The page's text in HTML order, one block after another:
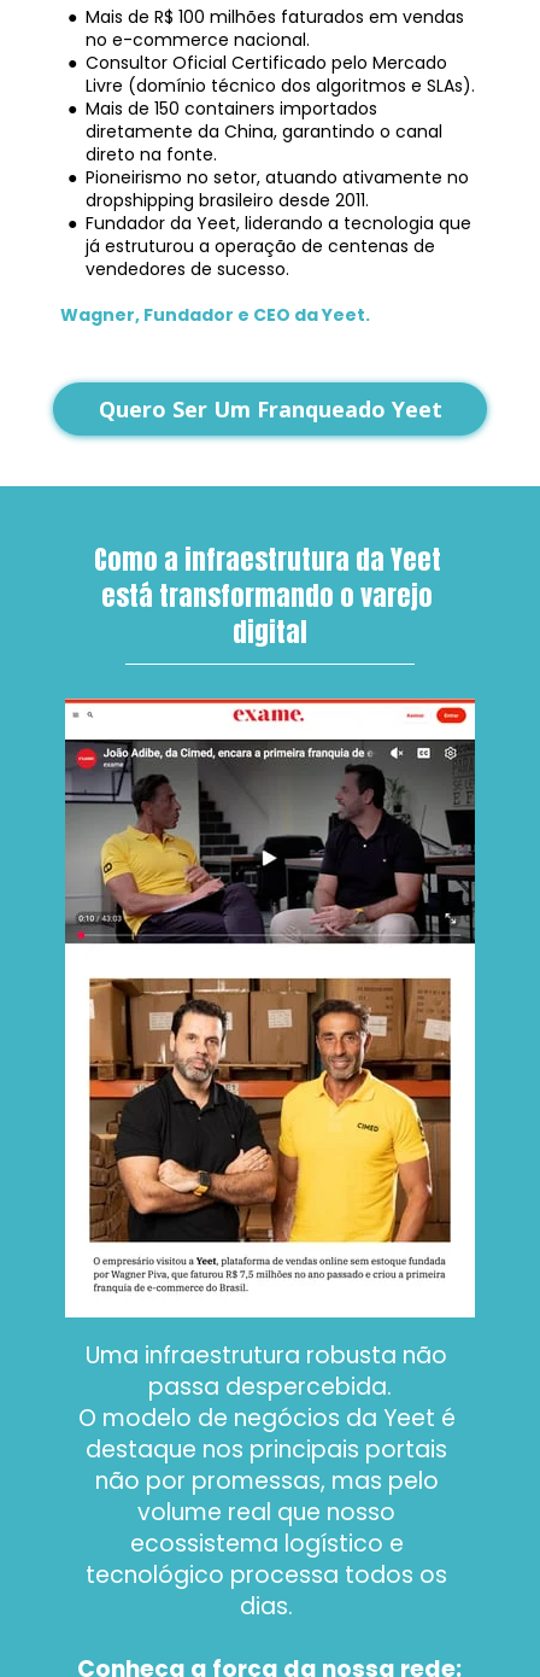
Mais de R$ 100 milhões faturados em vendas
no e-commerce nacional.
Consultor Oficial Certificado pelo Mercado
Livre (domínio técnico dos algoritmos e SLAs).
Mais de 150 containers importados
diretamente da China, garantindo o canal
direto na fonte.
Pioneirismo no setor, atuando ativamente no
dropshipping brasileiro desde 2011.
Fundador da Yeet, liderando a tecnologia que
já estruturou a operação de centenas de
vendedores de sucesso.
Wagner, Fundador e CEO da Yeet.
Quero Ser Um Franqueado Yeet
Como a infraestrutura da Yeet
está transformando o varejo
digital
Uma infraestrutura robusta não
passa despercebida.
O modelo de negócios da Yeet é
destaque nos principais portais
não por promessas, mas pelo
volume real que nosso
ecossistema logístico e
tecnológico processa todos os
dias.
Conheça a força da nossa rede: